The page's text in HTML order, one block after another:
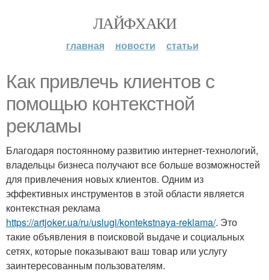
ЛАЙФХАКИ
главная новости статьи
Как привлечь клиентов с
помощью контекстной
рекламы
Благодаря постоянному развитию интернет-технологий,
владельцы бизнеса получают все больше возможностей
для привлечения новых клиентов. Одним из
эффективных инструментов в этой области является
контекстная реклама
https://artjoker.ua/ru/uslugi/kontekstnaya-reklama/. Это
такие объявления в поисковой выдаче и социальных
сетях, которые показывают ваш товар или услугу
заинтересованным пользователям.